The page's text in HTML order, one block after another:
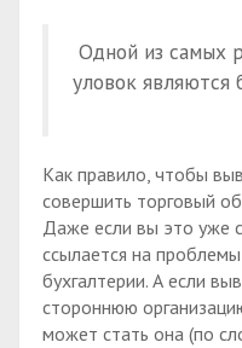
Одной из самых
уловок являются
Как правило, чтобы
совершить торговый
Даже если вы это уже
ссылается на
бухгалтерии. А если
стороннюю
может стать она (по